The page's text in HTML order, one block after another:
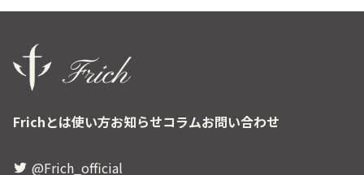
Frichとは使い方お知らせコラムお問い合わせ
@Frich_official